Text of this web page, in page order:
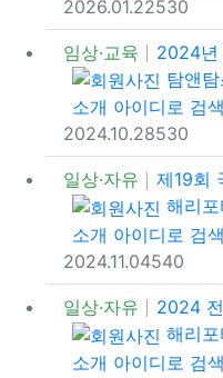
등록일
2026.01.22조회
53추천
0
임상·교육
2024년
등록자
탐앤탐
소개 아이디로 검색
등록일
2024.10.28조회
53추천
0
일상·자유
제19회
등록자
해리포
소개 아이디로 검색
등록일
2024.11.04조회
54추천
0
일상·자유
2024 전국
등록자
해리포
소개 아이디로 검색